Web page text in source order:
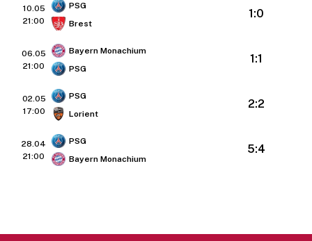
10.05
21:00
PSG
Brest
1:0
06.05
21:00
Bayern Monachium
PSG
1:1
02.05
17:00
PSG
Lorient
2:2
28.04
21:00
PSG
Bayern Monachium
5:4